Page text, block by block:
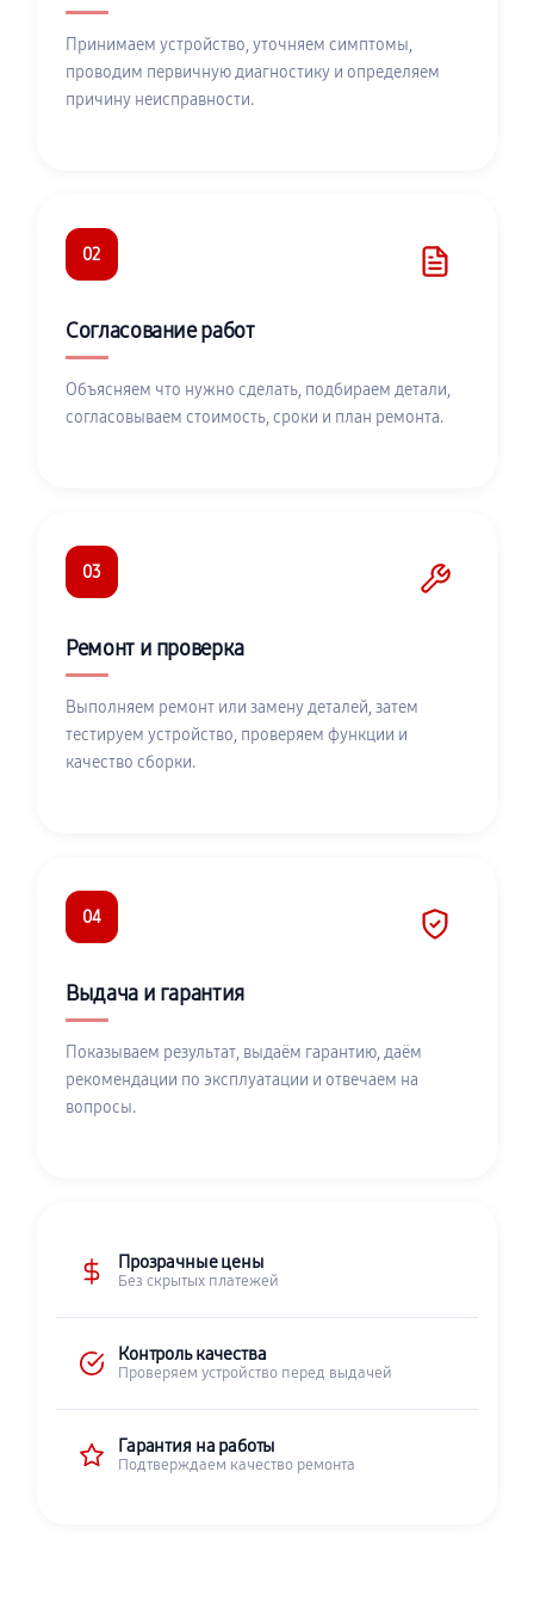
Принимаем устройство, уточняем симптомы,
проводим первичную диагностику и определяем
причину неисправности.
02
Согласование работ
Объясняем что нужно сделать, подбираем детали,
согласовываем стоимость, сроки и план ремонта.
03
Ремонт и проверка
Выполняем ремонт или замену деталей, затем
тестируем устройство, проверяем функции и
качество сборки.
04
Выдача и гарантия
Показываем результат, выдаём гарантию, даём
рекомендации по эксплуатации и отвечаем на
вопросы.
Прозрачные цены
Без скрытых платежей
Контроль качества
Проверяем устройство перед выдачей
Гарантия на работы
Подтверждаем качество ремонта